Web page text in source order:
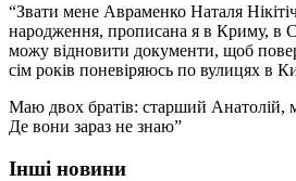
“Звати мене Авраменко Наталя
народження, прописана я в Криму, в
можу відновити документи, щоб
сім років поневіряюсь по вулицях в
Маю двох братів: старший Анатолій,
Де вони зараз не знаю”
Інші новини